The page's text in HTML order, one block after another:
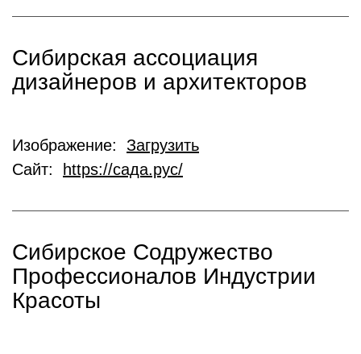
Сибирская ассоциация
дизайнеров и архитекторов
Изображение: Загрузить
Сайт:
https://сада.рус/
Сибирское Содружество
Профессионалов Индустрии
Красоты